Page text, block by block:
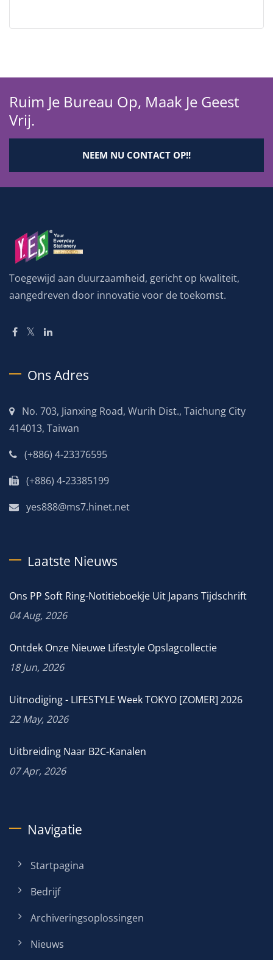
Ruim Je Bureau Op, Maak Je Geest
Vrij.
NEEM NU CONTACT OP!!
Toegewijd aan duurzaamheid, gericht op kwaliteit,
aangedreven door innovatie voor de toekomst.
Ons Adres
No. 703, Jianxing Road, Wurih Dist., Taichung City
414013, Taiwan
(+886) 4-23376595
(+886) 4-23385199
yes888@ms7.hinet.net
Laatste Nieuws
Ons PP Soft Ring-Notitieboekje Uit Japans Tijdschrift
04 Aug, 2026
Ontdek Onze Nieuwe Lifestyle Opslagcollectie
18 Jun, 2026
Uitnodiging - LIFESTYLE Week TOKYO [ZOMER] 2026
22 May, 2026
Uitbreiding Naar B2C-Kanalen
07 Apr, 2026
Navigatie
Startpagina
Bedrijf
Archiveringsoplossingen
Nieuws